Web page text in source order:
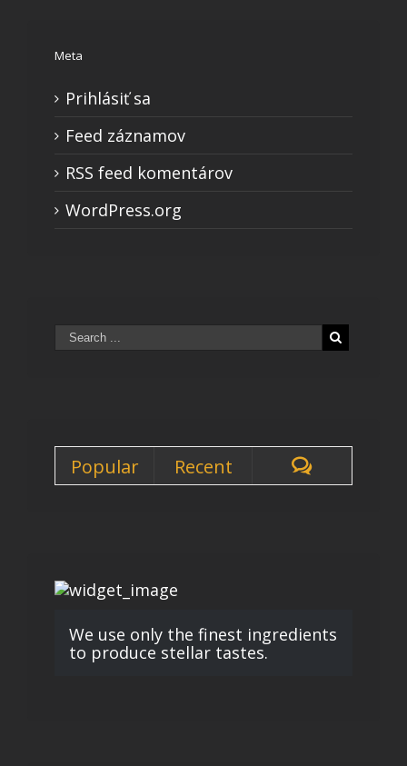
Meta
Prihlásiť sa
Feed záznamov
RSS feed komentárov
WordPress.org
Popular Recent
We use only the finest ingredients
to produce stellar tastes.